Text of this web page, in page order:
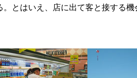
とはいえ、店に出て客と接する